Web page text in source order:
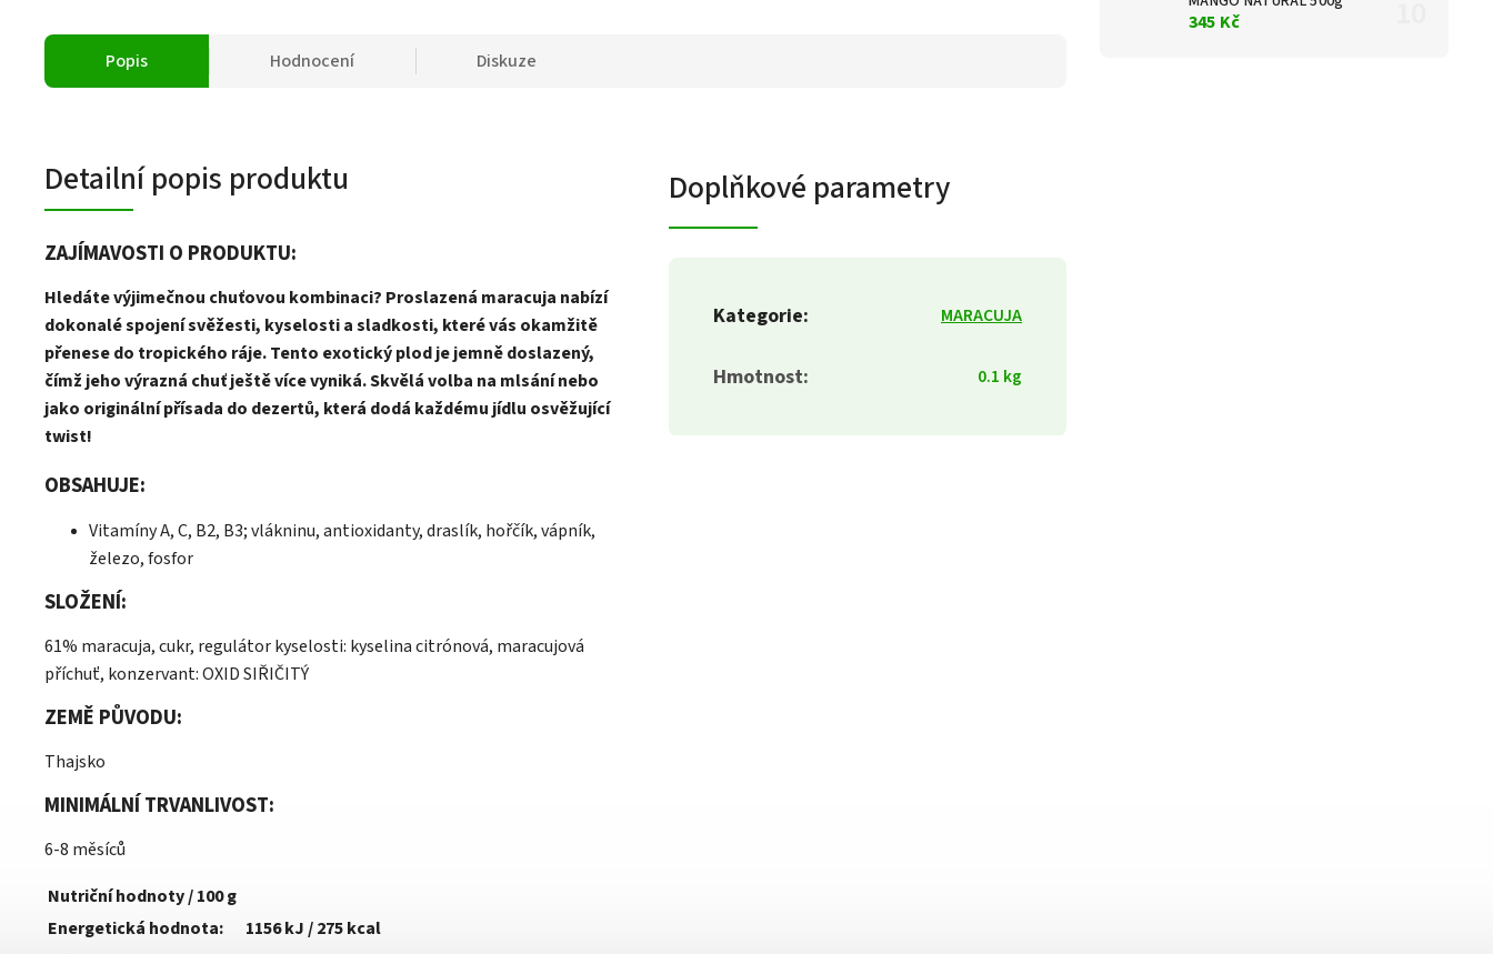
345 Kč
Popis
Hodnocení Diskuze
Detailní popis produktu
ZAJÍMAVOSTI O PRODUKTU:
Hledáte výjimečnou chuťovou kombinaci? Proslazená maracuja nabízí
dokonalé spojení svěžesti, kyselosti a sladkosti, které vás okamžitě
přenese do tropického ráje. Tento exotický plod je jemně doslazený,
čímž jeho výrazná chuť ještě více vyniká. Skvělá volba na mlsání nebo
jako originální přísada do dezertů, která dodá každému jídlu osvěžující
twist!
OBSAHUJE:
Vitamíny A, C, B2, B3; vlákninu, antioxidanty, draslík, hořčík, vápník,
železo, fosfor
SLOŽENÍ:
61% maracuja, cukr, regulátor kyselosti: kyselina citrónová, maracujová
příchuť, konzervant: OXID SIŘIČITÝ
ZEMĚ PŮVODU:
Thajsko
MINIMÁLNÍ TRVANLIVOST:
6-8 měsíců
Nutriční hodnoty / 100 g
Energetická hodnota:
1156 kJ / 275 kcal
Doplňkové parametry
Kategorie: MARACUJA
Hmotnost: 0.1 kg